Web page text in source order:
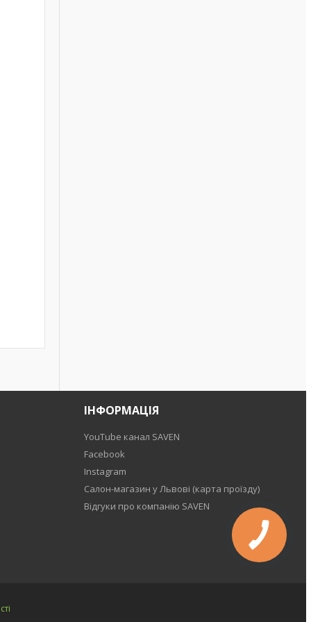
ІНФОРМАЦІЯ
YouTube канал SAVEN
Facebook
Instagram
Салон-магазин у Львові (карта проїзду)
Відгуки про компанію SAVEN